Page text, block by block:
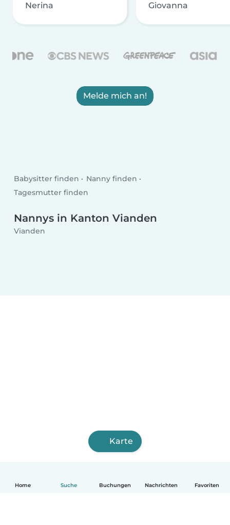
Home Suche Buchungen Nachrichten Favoriten
Nerina Giovanna
Melde mich an!
Babysitter finden
Nanny finden
Tagesmutter finden
Nannys in Kanton Vianden
Vianden
Karte